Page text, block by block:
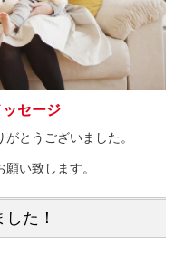
セージ
とうございました。
い致します。
た！